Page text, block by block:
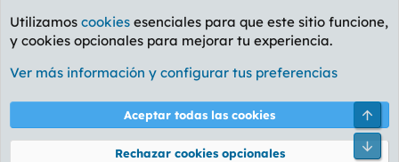
Foro General
Cookies
PL OLDSTYLE AMARILLO
Términos y reglas Política de privacidad Ayuda
Utilizamos cookies esenciales para que este sitio funcione,
y cookies opcionales para mejorar tu experiencia.
Ver más información y configurar tus preferencias
Aceptar todas las cookies
Rechazar cookies opcionales
Pie